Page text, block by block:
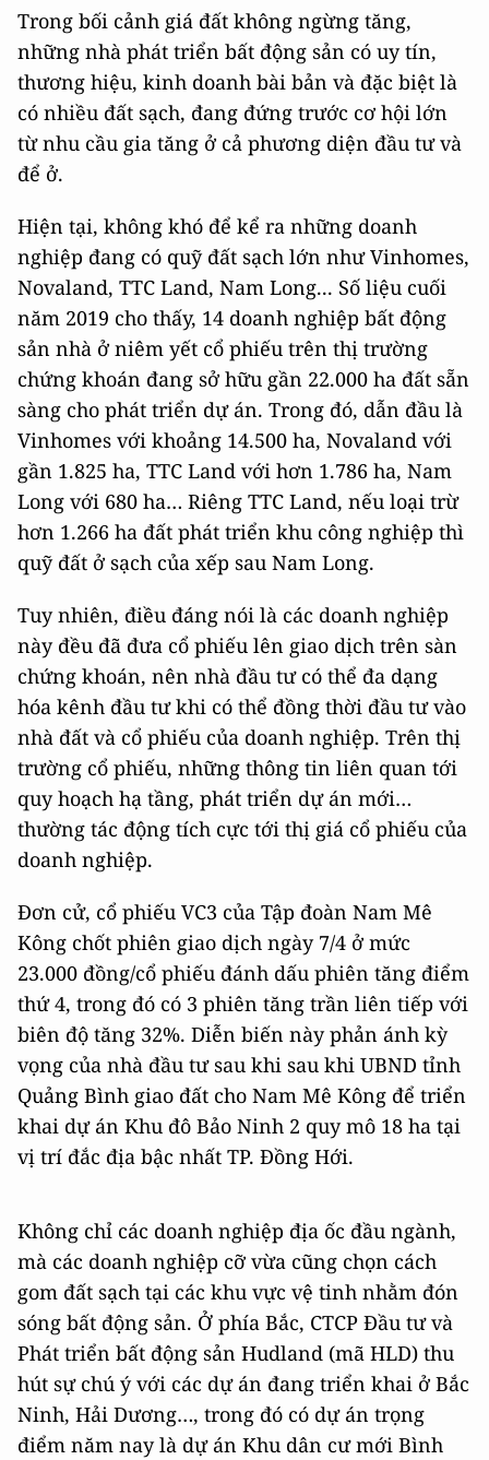
Trong bối cảnh giá đất không ngừng tăng,
những nhà phát triển bất động sản có uy tín,
thương hiệu, kinh doanh bài bản và đặc biệt là
có nhiều đất sạch, đang đứng trước cơ hội lớn
từ nhu cầu gia tăng ở cả phương diện đầu tư và
để ở.
Hiện tại, không khó để kể ra những doanh
nghiệp đang có quỹ đất sạch lớn như Vinhomes,
Novaland, TTC Land, Nam Long... Số liệu cuối
năm 2019 cho thấy, 14 doanh nghiệp bất động
sản nhà ở niêm yết cổ phiếu trên thị trường
chứng khoán đang sở hữu gần 22.000 ha đất sẵn
sàng cho phát triển dự án. Trong đó, dẫn đầu là
Vinhomes với khoảng 14.500 ha, Novaland với
gần 1.825 ha, TTC Land với hơn 1.786 ha, Nam
Long với 680 ha… Riêng TTC Land, nếu loại trừ
hơn 1.266 ha đất phát triển khu công nghiệp thì
quỹ đất ở sạch của xếp sau Nam Long.
Tuy nhiên, điều đáng nói là các doanh nghiệp
này đều đã đưa cổ phiếu lên giao dịch trên sàn
chứng khoán, nên nhà đầu tư có thể đa dạng
hóa kênh đầu tư khi có thể đồng thời đầu tư vào
nhà đất và cổ phiếu của doanh nghiệp. Trên thị
trường cổ phiếu, những thông tin liên quan tới
quy hoạch hạ tầng, phát triển dự án mới…
thường tác động tích cực tới thị giá cổ phiếu của
doanh nghiệp.
Đơn cử, cổ phiếu VC3 của Tập đoàn Nam Mê
Kông chốt phiên giao dịch ngày 7/4 ở mức
23.000 đồng/cổ phiếu đánh dấu phiên tăng điểm
thứ 4, trong đó có 3 phiên tăng trần liên tiếp với
biên độ tăng 32%. Diễn biến này phản ánh kỳ
vọng của nhà đầu tư sau khi sau khi UBND tỉnh
Quảng Bình giao đất cho Nam Mê Kông để triển
khai dự án Khu đô Bảo Ninh 2 quy mô 18 ha tại
vị trí đắc địa bậc nhất TP. Đồng Hới.
Không chỉ các doanh nghiệp địa ốc đầu ngành,
mà các doanh nghiệp cỡ vừa cũng chọn cách
gom đất sạch tại các khu vực vệ tinh nhằm đón
sóng bất động sản. Ở phía Bắc, CTCP Đầu tư và
Phát triển bất động sản Hudland (mã HLD) thu
hút sự chú ý với các dự án đang triển khai ở Bắc
Ninh, Hải Dương…, trong đó có dự án trọng
điểm năm nay là dự án Khu dân cư mới Bình